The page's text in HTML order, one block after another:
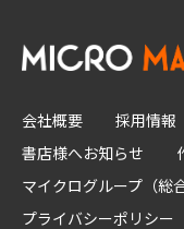
会社概要 採用情報
書店様へお知らせ
マイクログループ（総合
プライバシーポリシー